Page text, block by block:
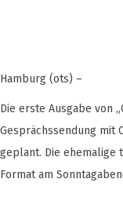
Hamburg (ots) –
Die erste Ausgabe von
Gesprächssendung mit
geplant. Die ehemalige
Format am